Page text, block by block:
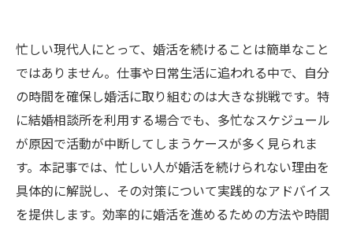
忙しい現代人にとって、婚活を続けることは簡単なこと
ではありません。仕事や日常生活に追われる中で、自分
の時間を確保し婚活に取り組むのは大きな挑戦です。特
に結婚相談所を利用する場合でも、多忙なスケジュール
が原因で活動が中断してしまうケースが多く見られま
す。本記事では、忙しい人が婚活を続けられない理由を
具体的に解説し、その対策について実践的なアドバイス
を提供します。効率的に婚活を進めるための方法や時間